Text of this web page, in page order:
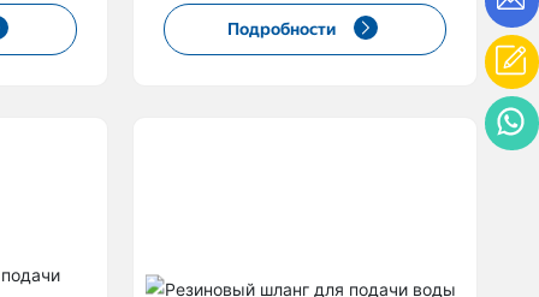
в
всасывание, изгиб Размер длины:
может быть настроен в
соответствии с инженерными
Подробности